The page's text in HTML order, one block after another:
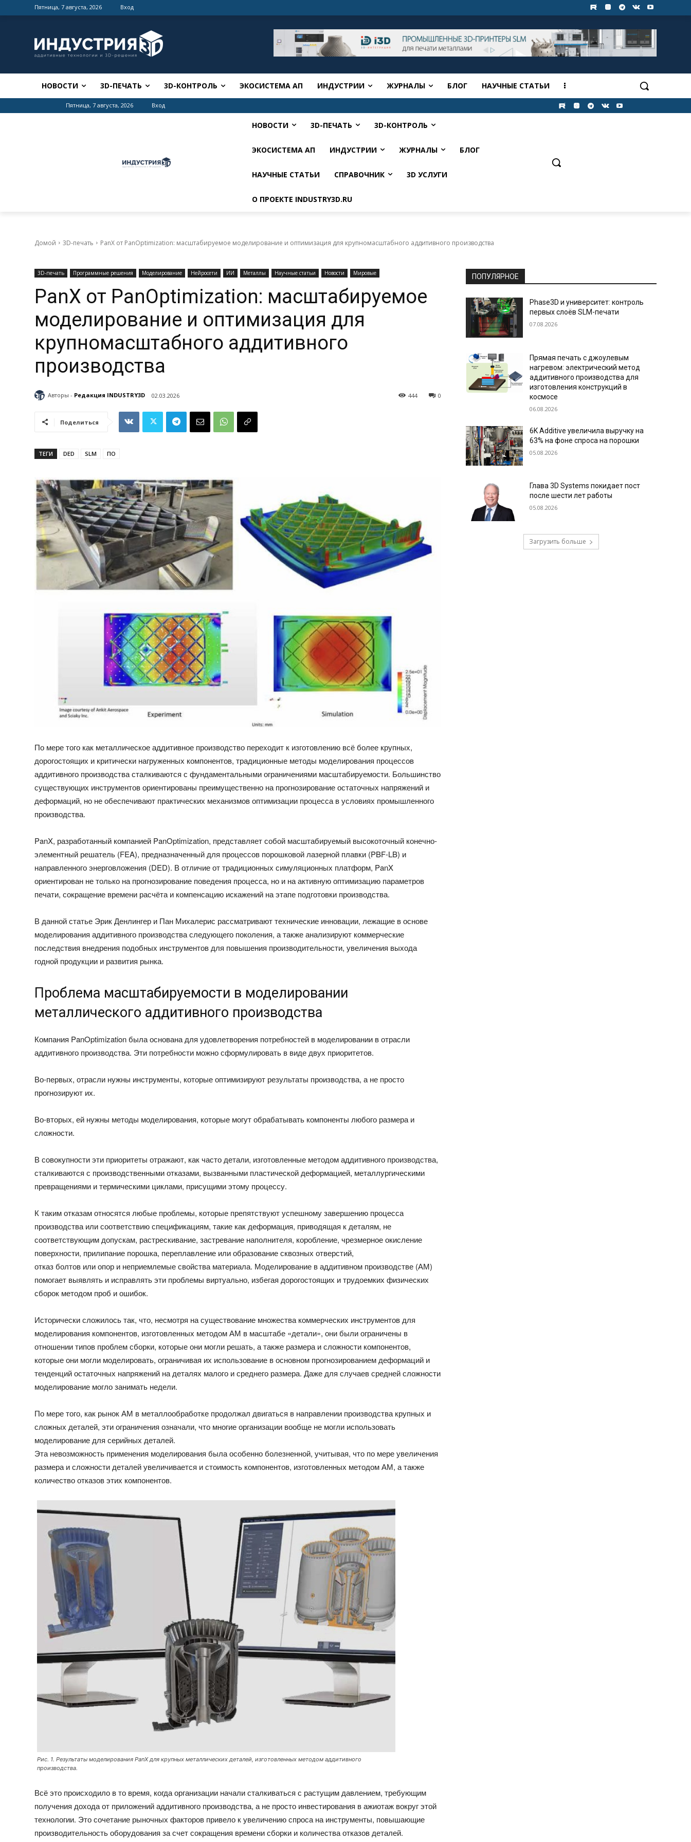
Пятница, 7 августа, 2026 Вход
НОВОСТИ 3D-ПЕЧАТЬ 3D-КОНТРОЛЬ ЭКОСИСТЕМА АП ИНДУСТРИИ ЖУРНАЛЫ БЛОГ НАУЧНЫЕ СТАТЬИ
Пятница, 7 августа, 2026 Вход
НОВОСТИ 3D-ПЕЧАТЬ 3D-КОНТРОЛЬ
ЭКОСИСТЕМА АП ИНДУСТРИИ ЖУРНАЛЫ БЛОГ
НАУЧНЫЕ СТАТЬИ СПРАВОЧНИК 3D УСЛУГИ
О ПРОЕКТЕ INDUSTRY3D.RU
Домой 3D-печать PanX от PanOptimization: масштабируемое моделирование и оптимизация для крупномасштабного аддитивного производства
3D-печать Программные решения Моделирование Нейросети ИИ Металлы Научные статьи Новости Мировые
PanX от PanOptimization: масштабируемое
моделирование и оптимизация для
крупномасштабного аддитивного
производства
Авторы - Редакция INDUSTRY3D 02.03.2026 0
444
Поделиться
ТЕГИ DED SLM ПО
По мере того как металлическое аддитивное производство переходит к изготовлению всё более крупных,
дорогостоящих и критически нагруженных компонентов, традиционные методы моделирования процессов
аддитивного производства сталкиваются с фундаментальными ограничениями масштабируемости. Большинство
существующих инструментов ориентированы преимущественно на прогнозирование остаточных напряжений и
деформаций, но не обеспечивают практических механизмов оптимизации процесса в условиях промышленного
производства.
PanX, разработанный компанией PanOptimization, представляет собой масштабируемый высокоточный конечно-
элементный решатель (FEA), предназначенный для процессов порошковой лазерной плавки (PBF-LB) и
направленного энерговложения (DED). В отличие от традиционных симуляционных платформ, PanX
ориентирован не только на прогнозирование поведения процесса, но и на активную оптимизацию параметров
печати, сокращение времени расчёта и компенсацию искажений на этапе подготовки производства.
В данной статье Эрик Денлингер и Пан Михалерис рассматривают технические инновации, лежащие в основе
моделирования аддитивного производства следующего поколения, а также анализируют коммерческие
последствия внедрения подобных инструментов для повышения производительности, увеличения выхода
годной продукции и развития рынка.
Проблема масштабируемости в моделировании
металлического аддитивного производства
Компания PanOptimization была основана для удовлетворения потребностей в моделировании в отрасли
аддитивного производства. Эти потребности можно сформулировать в виде двух приоритетов.
Во-первых, отрасли нужны инструменты, которые оптимизируют результаты производства, а не просто
прогнозируют их.
Во-вторых, ей нужны методы моделирования, которые могут обрабатывать компоненты любого размера и
сложности.
В совокупности эти приоритеты отражают, как часто детали, изготовленные методом аддитивного производства,
сталкиваются с производственными отказами, вызванными пластической деформацией, металлургическими
превращениями и термическими циклами, присущими этому процессу.
К таким отказам относятся любые проблемы, которые препятствуют успешному завершению процесса
производства или соответствию спецификациям, такие как деформация, приводящая к деталям, не
соответствующим допускам, растрескивание, застревание наполнителя, коробление, чрезмерное окисление
поверхности, прилипание порошка, переплавление или образование сквозных отверстий,
отказ болтов или опор и неприемлемые свойства материала. Моделирование в аддитивном производстве (АМ)
помогает выявлять и исправлять эти проблемы виртуально, избегая дорогостоящих и трудоемких физических
сборок методом проб и ошибок.
Исторически сложилось так, что, несмотря на существование множества коммерческих инструментов для
моделирования компонентов, изготовленных методом АМ в масштабе «детали», они были ограничены в
отношении типов проблем сборки, которые они могли решать, а также размера и сложности компонентов,
которые они могли моделировать, ограничивая их использование в основном прогнозированием деформаций и
тенденций остаточных напряжений на деталях малого и среднего размера. Даже для случаев средней сложности
моделирование могло занимать недели.
По мере того, как рынок АМ в металлообработке продолжал двигаться в направлении производства крупных и
сложных деталей, эти ограничения означали, что многие организации вообще не могли использовать
моделирование для серийных деталей.
Эта невозможность применения моделирования была особенно болезненной, учитывая, что по мере увеличения
размера и сложности деталей увеличивается и стоимость компонентов, изготовленных методом АМ, а также
количество отказов этих компонентов.
Рис. 1. Результаты моделирования PanX для крупных металлических деталей, изготовленных методом аддитивного
производства.
Всё это происходило в то время, когда организации начали сталкиваться с растущим давлением, требующим
получения дохода от приложений аддитивного производства, а не просто инвестирования в ажиотаж вокруг этой
технологии. Это сочетание рыночных факторов привело к увеличению спроса на инструменты, повышающие
производительность оборудования за счет сокращения времени сборки и количества отказов деталей.
ПОПУЛЯРНОЕ
Phase3D и университет: контроль
первых слоёв SLM-печати
07.08.2026
Прямая печать с джоулевым
нагревом: электрический метод
аддитивного производства для
изготовления конструкций в
космосе
06.08.2026
6K Additive увеличила выручку на
63% на фоне спроса на порошки
05.08.2026
Глава 3D Systems покидает пост
после шести лет работы
05.08.2026
Загрузить больше